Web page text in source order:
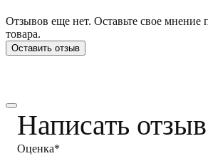
Отзывов еще нет. Оставьте свое мнение
товара.
Оставить отзыв
Написать отзыв
Оценка*